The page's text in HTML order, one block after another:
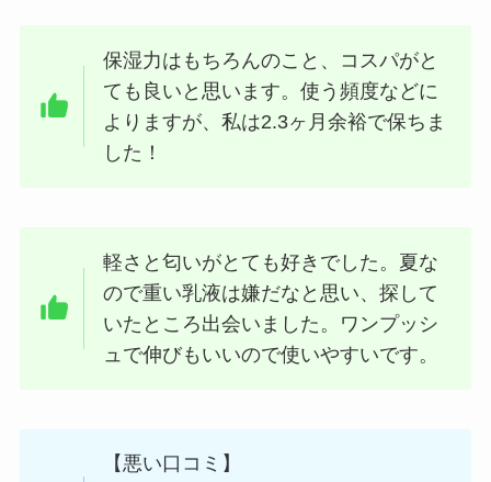
保湿力はもちろんのこと、コスパがと
ても良いと思います。使う頻度などに
よりますが、私は2.3ヶ月余裕で保ちま
した！
軽さと匂いがとても好きでした。夏な
ので重い乳液は嫌だなと思い、探して
いたところ出会いました。ワンプッシ
ュで伸びもいいので使いやすいです。
【悪い口コミ】